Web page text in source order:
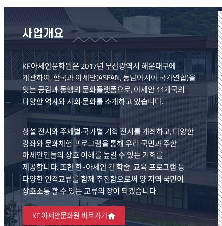
사업개요
KF아세안문화원은 2017년 부산광역시 해운대구에
개관하여, 한국과 아세안(ASEAN, 동남아시아 국가연합)을
잇는 공감과 동행의 문화플랫폼으로, 아세안 11개국의
다양한 역사와 사회·문화를 소개하고 있습니다.
상설 전시와 주제별·국가별 기획 전시를 개최하고, 다양한
강좌와 문화체험 프로그램을 통해 우리 국민과 주한
아세안인들의 상호 이해를 높일 수 있는 기회를
제공합니다. 또한 한-아세안 간 학술, 교육 프로그램 등
다양한 인적교류를 함께 추진함으로써 양 지역 국민이
상호소통 할 수 있는 교류의 장이 되겠습니다.
KF 아세안문화원 바로가기